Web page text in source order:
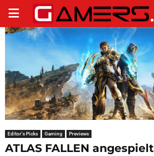
PRIMARY
MENU
Editor's Picks Gaming Previews
ATLAS FALLEN angespielt